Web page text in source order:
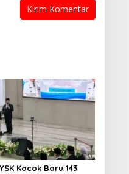
Kocok Baru 143